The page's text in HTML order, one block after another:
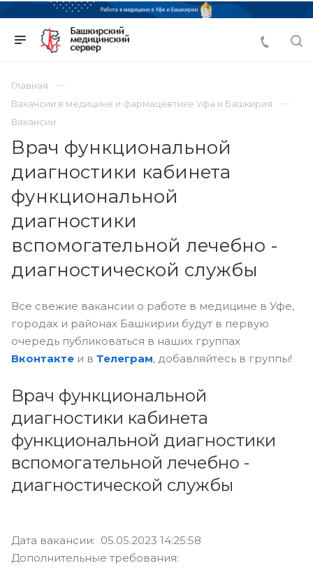
Главная
Вакансии в медицине и фармацевтике Уфа и Башкирия
Вакансии
Врач функциональной
диагностики кабинета
функциональной
диагностики
вспомогательной лечебно -
диагностической службы
Все свежие вакансии о работе в медицине в Уфе,
городах и районах Башкирии будут в первую
очередь публиковаться в наших группах
Вконтакте и в Телеграм, добавляйтесь в группы!
Врач функциональной
диагностики кабинета
функциональной диагностики
вспомогательной лечебно -
диагностической службы
Дата вакансии: 05.05.2023 14:25:58
Дополнительные требования: